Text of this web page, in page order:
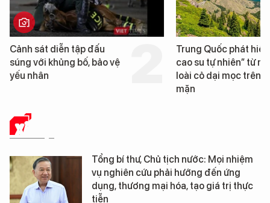
Trung Quốc phát hiện “mỏ
cao su tự nhiên” từ một
loài cỏ dại mọc trên đất
Loạt dự án bất động
Đà Nẵng sắp bị kiểm
XÃ HỘI
Tổng bí thư, Chủ tịch nước: Mọi nhiệm
vụ nghiên cứu phải hướng đến ứng
dụng, thương mại hóa, tạo giá trị thực
tiễn